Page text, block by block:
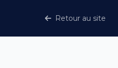
Retour au site